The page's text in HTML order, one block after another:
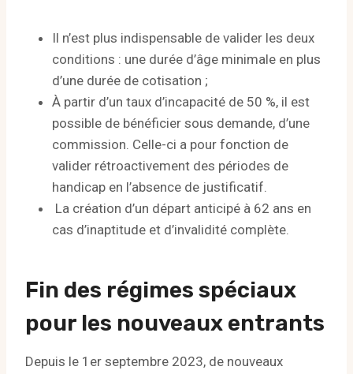
Il n’est plus indispensable de valider les deux
conditions : une durée d’âge minimale en plus
d’une durée de cotisation ;
À partir d’un taux d’incapacité de 50 %, il est
possible de bénéficier sous demande, d’une
commission. Celle-ci a pour fonction de
valider rétroactivement des périodes de
handicap en l’absence de justificatif.
La création d’un départ anticipé à 62 ans en
cas d’inaptitude et d’invalidité complète.
Fin des régimes spéciaux
pour les nouveaux entrants
Depuis le 1er septembre 2023, de nouveaux